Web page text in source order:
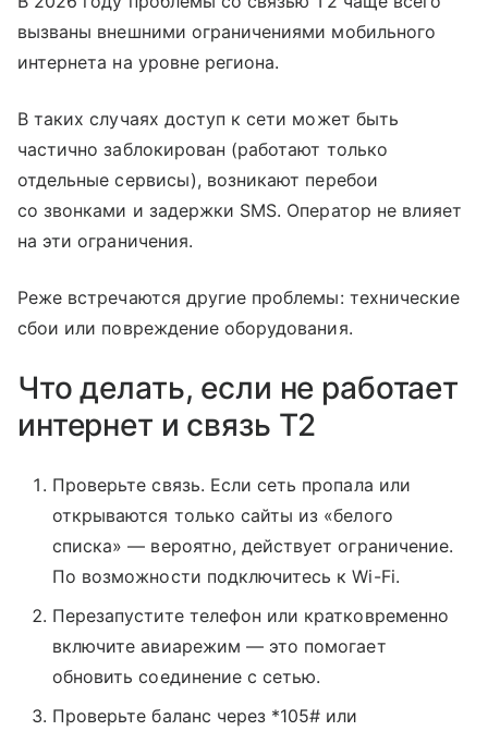
вызваны внешними ограничениями мобильного
интернета на уровне региона.
В таких случаях доступ к сети может быть
частично заблокирован (работают только
отдельные сервисы), возникают перебои
со звонками и задержки SMS. Оператор не влияет
на эти ограничения.
Реже встречаются другие проблемы: технические
сбои или повреждение оборудования.
Что делать, если не работает
интернет и связь T2
Проверьте связь. Если сеть пропала или
открываются только сайты из «белого
списка» — вероятно, действует ограничение.
По возможности подключитесь к Wi-Fi.
Перезапустите телефон или кратковременно
включите авиарежим — это помогает
обновить соединение с сетью.
Проверьте баланс через *105# или